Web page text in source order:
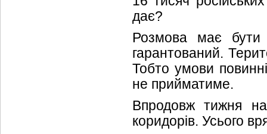
дає?
Розмова має бути
гарантований.
Тобто умови
не прийматиме.
Впродовж тижня
коридорів. Усього